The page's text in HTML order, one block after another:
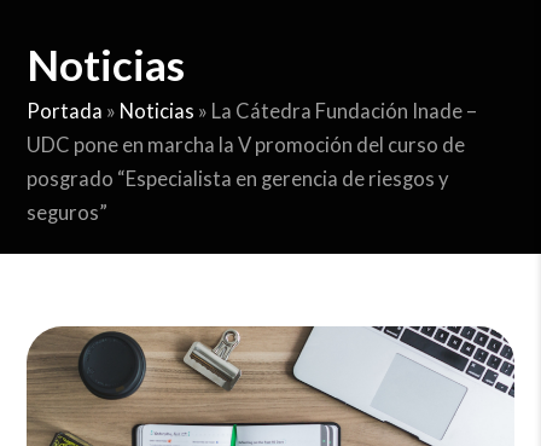
Noticias
Portada » Noticias » La Cátedra Fundación Inade –
UDC pone en marcha la V promoción del curso de
posgrado “Especialista en gerencia de riesgos y
seguros”